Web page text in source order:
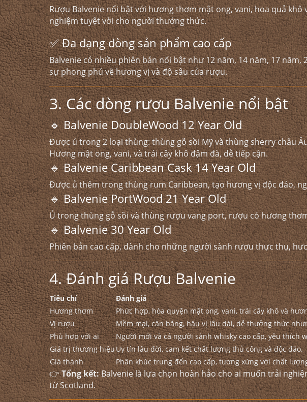
Rượu Balvenie nổi bật với hương thơm mật ong, vani, hoa quả
nghiệm tuyệt vời cho người thưởng thức.
✅ Đa dạng dòng sản phẩm cao cấp
Balvenie có nhiều phiên bản nổi bật như 12 năm, 14 năm, 17
sự phong phú về hương vị và độ sâu của rượu.
3. Các dòng rượu Balvenie nổi bật
🔹 Balvenie DoubleWood 12 Year Old
Được ủ trong 2 loại thùng: thùng gỗ sồi Mỹ và thùng sherry châu
Hương mật ong, vani, và trái cây khô đậm đà, dễ tiếp cận.
🔹 Balvenie Caribbean Cask 14 Year Old
Được ủ thêm trong thùng rum Caribbean, tạo hương vị độc đáo,
🔹 Balvenie PortWood 21 Year Old
Ủ trong thùng gỗ sồi và thùng rượu vang port, rượu có hương
🔹 Balvenie 30 Year Old
Phiên bản cao cấp, dành cho những người sành rượu thực thụ,
4. Đánh giá Rượu Balvenie
Tiêu chí
Đánh giá
Hương thơm
Phức hợp, hòa quyện mật ong, vani, trái cây khô và
Vị rượu
Mềm mại, cân bằng, hậu vị lâu dài, dễ thưởng thức
Phù hợp với ai
Người mới và cả người sành whisky cao cấp, yêu thích
Giá trị thương hiệuUy tín lâu đời, cam kết chất lượng thủ công và độc đáo.
Giá thành
Phân khúc trung đến cao cấp, tương xứng với chất
👉Tổng kết:Balvenie là lựa chọn hoàn hảo cho ai muốn trải
từ Scotland.